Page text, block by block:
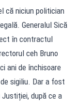
că niciun politician
Generalul Sică
în contractul
ceh Bruno
ani de închisoare
sigiliu. Dar a fost
după ce a